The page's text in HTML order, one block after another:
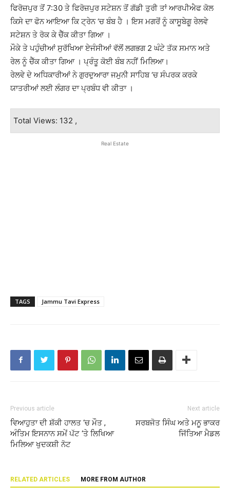
ਫਿਰੋਜ਼ਪੁਰ ਤੋਂ 7:30 ਤੇ ਫਿਰੋਜ਼ਪੁਰ ਸਟੇਸ਼ਨ ਤੋਂ ਗੱਡੀ ਤੁਰੀ ਤਾਂ ਆਰਪੀਐਫ ਕੋਲ
ਕਿਸੇ ਦਾ ਫੋਨ ਆਇਆ ਕਿ ਟ੍ਰੇਨ ‘ਚ ਬੰਬ ਹੈ । ਇਸ ਮਗਰੋਂ ਨੂੰ ਕਾਸੂਬੇਗੂ ਰੇਲਵੇ
ਸਟੇਸ਼ਨ ਤੇ ਰੋਕ ਕੇ ਚੈੱਕ ਕੀਤਾ ਗਿਆ ।
ਮੌਕੇ ਤੇ ਪਹੁੰਚੀਆਂ ਸੁਰੱਖਿਆ ਏਜੰਸੀਆਂ ਵੱਲੋਂ ਲਗਭਗ 2 ਘੰਟੇ ਤੱਕ ਸਮਾਨ ਅਤੇ
ਰੇਲ ਨੂੰ ਚੈੱਕ ਕੀਤਾ ਗਿਆ । ਪ੍ਰੰਤੂ ਕੋਈ ਬੰਬ ਨਹੀਂ ਮਿਲਿਆ।
ਰੇਲਵੇ ਦੇ ਅਧਿਕਾਰੀਆਂ ਨੇ ਗੁਰਦੁਆਰਾ ਜਮੁਨੀ ਸਾਹਿਬ ‘ਚ ਸੰਪਰਕ ਕਰਕੇ
ਯਾਤਰੀਆਂ ਲਈ ਲੰਗਰ ਦਾ ਪ੍ਰਬੰਧ ਵੀ ਕੀਤਾ ।
Total Views: 132 ,
Real Estate
TAGS Jammu Tavi Express
Previous article
ਵਿਆਹੁਤਾ ਦੀ ਸ਼ੱਕੀ ਹਾਲਤ ‘ਚ ਮੌਤ ,
ਅੰਤਿਮ ਇਸਨਾਨ ਸਮੇਂ ਪੱਟ ‘ਤੇ ਲਿਖਿਆ
ਮਿਲਿਆ ਖੁਦਕਸ਼ੀ ਨੋਟ
Next article
ਸਰਬਜੋਤ ਸਿੰਘ ਅਤੇ ਮਨੂ ਭਾਕਰ
ਜਿੱਤਿਆ ਮੈਡਲ
RELATED ARTICLES MORE FROM AUTHOR